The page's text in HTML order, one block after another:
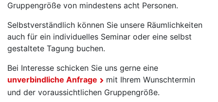
Gruppengröße von mindestens acht Personen.
Selbstverständlich können Sie unsere Räumlichkeiten
auch für ein individuelles Seminar oder eine selbst
gestaltete Tagung buchen.
Bei Interesse schicken Sie uns gerne eine
unverbindliche Anfrage
mit Ihrem Wunschtermin
und der voraussichtlichen Gruppengröße.